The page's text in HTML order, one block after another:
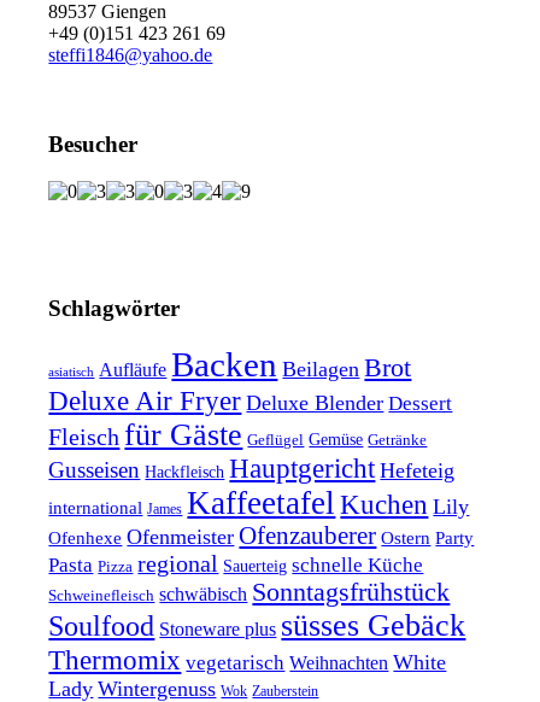
89537 Giengen
+49 (0)151 423 261 69
steffi1846@yahoo.de
Besucher
Schlagwörter
asiatisch Aufläufe Backen Beilagen Brot
Deluxe Air Fryer Deluxe Blender Dessert
Fleisch für Gäste Geflügel Gemüse Getränke
Gusseisen Hackfleisch Hauptgericht Hefeteig
international James Kaffeetafel Kuchen Lily
Ofenhexe Ofenmeister Ofenzauberer Ostern Party
Pasta Pizza regional Sauerteig schnelle Küche
Schweinefleisch schwäbisch Sonntagsfrühstück
Soulfood Stoneware plus süsses Gebäck
Thermomix vegetarisch Weihnachten White
Lady Wintergenuss Wok Zauberstein